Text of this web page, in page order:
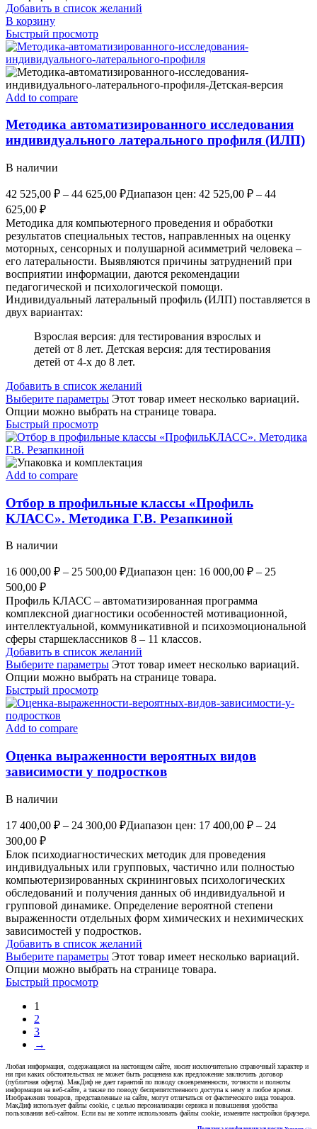
Добавить в список желаний
В корзину
Быстрый просмотр
Add to compare
Методика автоматизированного исследования
индивидуального латерального профиля (ИЛП)
В наличии
42 525,00 ₽ – 44 625,00 ₽Диапазон цен: 42 525,00 ₽ – 44
625,00 ₽
Методика для компьютерного проведения и обработки
результатов специальных тестов, направленных на оценку
моторных, сенсорных и полушарной асимметрий человека –
его латеральности. Выявляются причины затруднений при
восприятии информации, даются рекомендации
педагогической и психологической помощи.
Индивидуальный латеральный профиль (ИЛП) поставляется в
двух вариантах:
Взрослая версия: для тестирования взрослых и
детей от 8 лет. Детская версия: для тестирования
детей от 4-х до 8 лет.
Добавить в список желаний
Выберите параметры Этот товар имеет несколько вариаций.
Опции можно выбрать на странице товара.
Быстрый просмотр
Add to compare
Отбор в профильные классы «Профиль
КЛАСС». Методика Г.В. Резапкиной
В наличии
16 000,00 ₽ – 25 500,00 ₽Диапазон цен: 16 000,00 ₽ – 25
500,00 ₽
Профиль КЛАСС – автоматизированная программа
комплексной диагностики особенностей мотивационной,
интеллектуальной, коммуникативной и психоэмоциональной
сферы старшеклассников 8 – 11 классов.
Добавить в список желаний
Выберите параметры Этот товар имеет несколько вариаций.
Опции можно выбрать на странице товара.
Быстрый просмотр
Add to compare
Оценка выраженности вероятных видов
зависимости у подростков
В наличии
17 400,00 ₽ – 24 300,00 ₽Диапазон цен: 17 400,00 ₽ – 24
300,00 ₽
Блок психодиагностических методик для проведения
индивидуальных или групповых, частично или полностью
компьютеризированных скрининговых психологических
обследований и получения данных об индивидуальной и
групповой динамике. Определение вероятной степени
выраженности отдельных форм химических и нехимических
зависимостей у подростков.
Добавить в список желаний
Выберите параметры Этот товар имеет несколько вариаций.
Опции можно выбрать на странице товара.
Быстрый просмотр
1
2
3
→
Любая информация, содержащаяся на настоящем сайте, носит исключительно справочный характер и
ни при каких обстоятельствах не может быть расценена как предложение заключить договор
(публичная оферта). МакДиф не дает гарантий по поводу своевременности, точности и полноты
информации на веб-сайте, а также по поводу беспрепятственного доступа к нему в любое время.
Изображения товаров, представленные на сайте, могут отличаться от фактического вида товаров.
МакДиф использует файлы cookie, с целью персонализации сервиса и повышения удобства
пользования веб-сайтом. Если вы не хотите использовать файлы cookie, измените настройки браузера.